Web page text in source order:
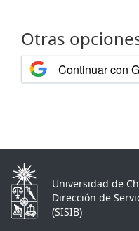
Otras
Continuar con
Universidad de
Dirección de
(SISIB)